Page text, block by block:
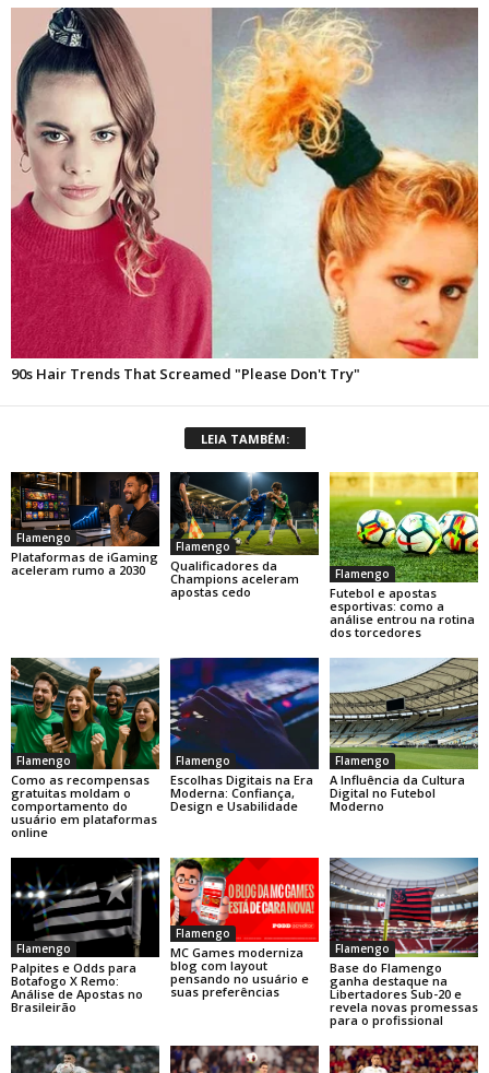
LEIA TAMBÉM:
Flamengo
Plataformas de iGaming
aceleram rumo a 2030
Flamengo
Qualificadores da
Champions aceleram
apostas cedo
Flamengo
Futebol e apostas
esportivas: como a
análise entrou na rotina
dos torcedores
Flamengo
Como as recompensas
gratuitas moldam o
comportamento do
usuário em plataformas
online
Flamengo
Escolhas Digitais na Era
Moderna: Confiança,
Design e Usabilidade
Flamengo
A Influência da Cultura
Digital no Futebol
Moderno
Flamengo
Palpites e Odds para
Botafogo X Remo:
Análise de Apostas no
Brasileirão
Flamengo
MC Games moderniza
blog com layout
pensando no usuário e
suas preferências
Flamengo
Base do Flamengo
ganha destaque na
Libertadores Sub-20 e
revela novas promessas
para o profissional